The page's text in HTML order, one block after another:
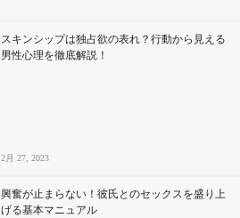
スキンシップは独占欲の表れ？行動から見える
男性心理を徹底解説！
2月 27, 2023
興奮が止まらない！彼氏とのセックスを盛り上
げる基本マニュアル